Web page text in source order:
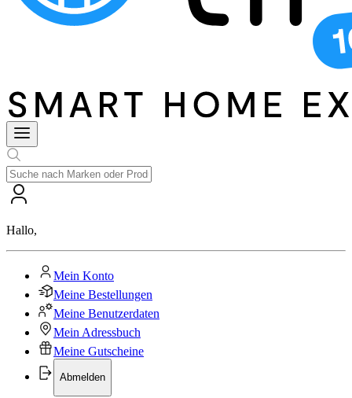
Hallo,
Mein Konto
Meine Bestellungen
Meine Benutzerdaten
Mein Adressbuch
Meine Gutscheine
Abmelden